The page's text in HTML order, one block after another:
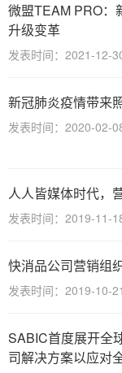
微盟TEAM PRO：
升级变革
发表时间：2021-12-
新冠肺炎疫情带来
发表时间：2020-02-
人人皆媒体时代，
发表时间：2019-11-
快消品公司营销组
发表时间：2019-10-21
SABIC首度展开全
司解决方案以应对